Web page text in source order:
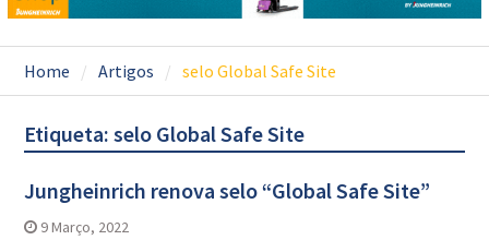
Home Artigos selo Global Safe Site
Etiqueta: selo Global Safe Site
Jungheinrich renova selo “Global Safe Site”
9 Março, 2022